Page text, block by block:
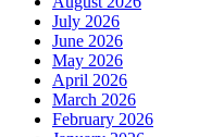
September 2025
August 2025
July 2025
June 2025
May 2025
April 2025
March 2025